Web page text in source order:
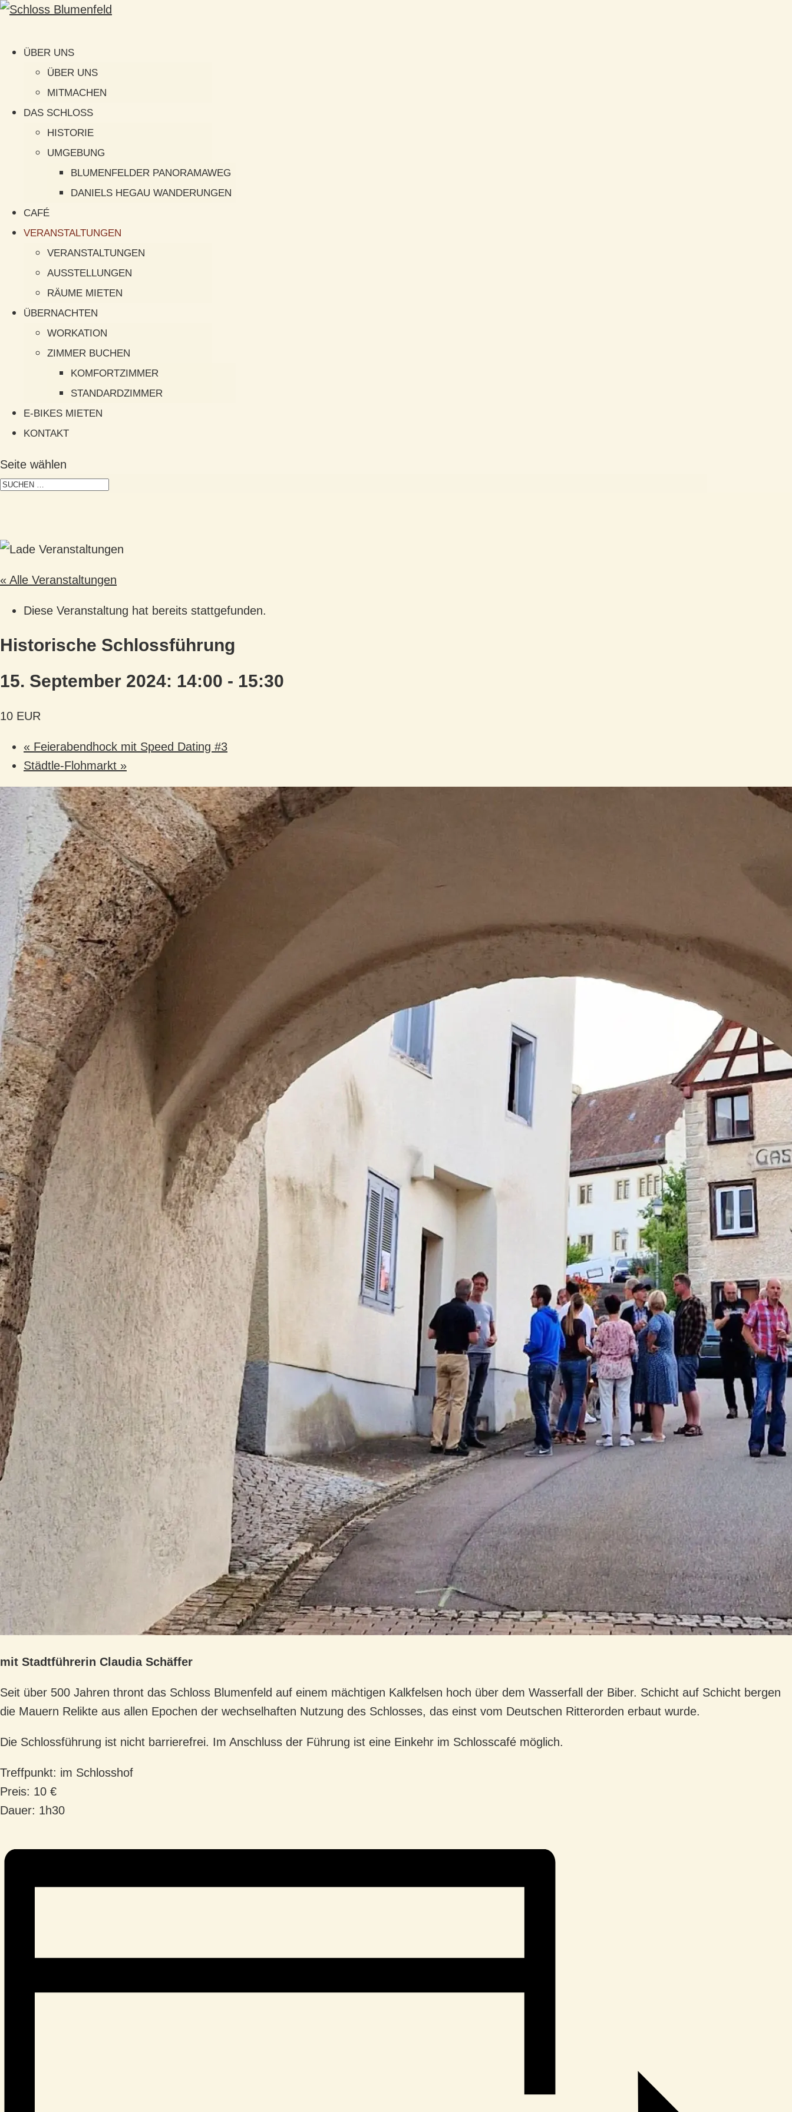
ÜBER UNS
ÜBER UNS
MITMACHEN
DAS SCHLOSS
HISTORIE
UMGEBUNG
BLUMENFELDER PANORAMAWEG
DANIELS HEGAU WANDERUNGEN
CAFÉ
VERANSTALTUNGEN
VERANSTALTUNGEN
AUSSTELLUNGEN
RÄUME MIETEN
ÜBERNACHTEN
WORKATION
ZIMMER BUCHEN
KOMFORTZIMMER
STANDARDZIMMER
E-BIKES MIETEN
KONTAKT
Seite wählen
« Alle Veranstaltungen
Diese Veranstaltung hat bereits stattgefunden.
Historische Schlossführung
15. September 2024: 14:00 - 15:30
10 EUR
« Feierabendhock mit Speed Dating #3
Städtle-Flohmarkt »
mit Stadtführerin Claudia Schäffer
Seit über 500 Jahren thront das Schloss Blumenfeld auf einem mächtigen Kalkfelsen hoch über dem Wasserfall der Biber. Schicht auf Schicht bergen
die Mauern Relikte aus allen Epochen der wechselhaften Nutzung des Schlosses, das einst vom Deutschen Ritterorden erbaut wurde.
Die Schlossführung ist nicht barrierefrei. Im Anschluss der Führung ist eine Einkehr im Schlosscafé möglich.
Treffpunkt: im Schlosshof
Preis: 10 €
Dauer: 1h30